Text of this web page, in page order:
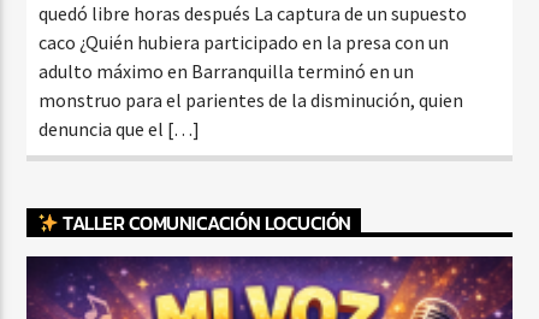
quedó libre horas después La captura de un supuesto
caco ¿Quién hubiera participado en la presa con un
adulto máximo en Barranquilla terminó en un
monstruo para el parientes de la disminución, quien
denuncia que el […]
TALLER COMUNICACIÓN LOCUCIÓN